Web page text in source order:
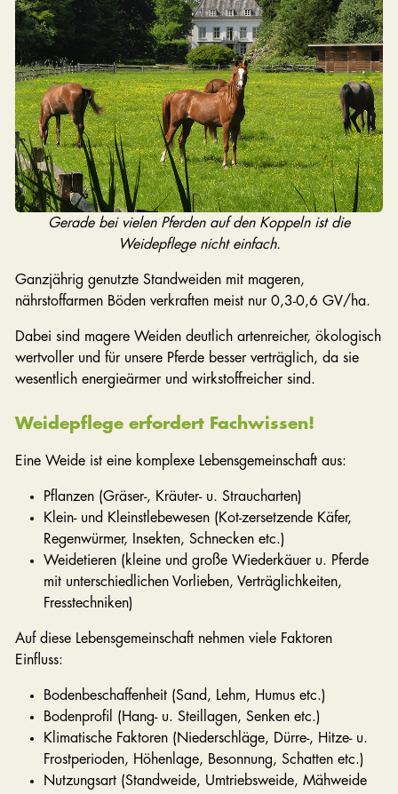
Gerade bei vielen Pferden auf den Koppeln ist die
Weidepflege nicht einfach.
Ganzjährig genutzte Standweiden mit mageren,
nährstoffarmen Böden verkraften meist nur 0,3-0,6 GV/ha.
Dabei sind magere Weiden deutlich artenreicher, ökologisch
wertvoller und für unsere Pferde besser verträglich, da sie
wesentlich energieärmer und wirkstoffreicher sind.
Weidepflege erfordert Fachwissen!
Eine Weide ist eine komplexe Lebensgemeinschaft aus:
Pflanzen (Gräser-, Kräuter- u. Straucharten)
Klein- und Kleinstlebewesen (Kot-zersetzende Käfer,
Regenwürmer, Insekten, Schnecken etc.)
Weidetieren (kleine und große Wiederkäuer u. Pferde
mit unterschiedlichen Vorlieben, Verträglichkeiten,
Fresstechniken)
Auf diese Lebensgemeinschaft nehmen viele Faktoren
Einfluss:
Bodenbeschaffenheit (Sand, Lehm, Humus etc.)
Bodenprofil (Hang- u. Steillagen, Senken etc.)
Klimatische Faktoren (Niederschläge, Dürre-, Hitze- u.
Frostperioden, Höhenlage, Besonnung, Schatten etc.)
Nutzungsart (Standweide, Umtriebsweide, Mähweide